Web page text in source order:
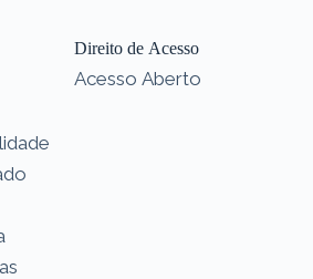
Direito de Acesso
Acesso Aberto